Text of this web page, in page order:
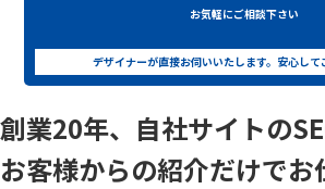
お気軽にご相談下さい
デザイナーが直接お伺いいたします。安心して
創業20年、自社サイトの
お客様からの紹介だけでお